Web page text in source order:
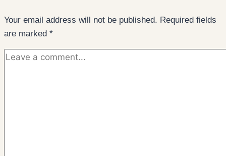
Your email address will not be published. Required fields
are marked *